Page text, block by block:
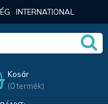
INTERNATIONAL
Kosár
(0 termék)